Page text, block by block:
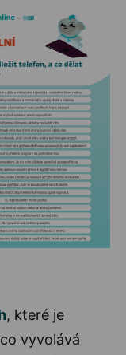
, které je
vyvolává